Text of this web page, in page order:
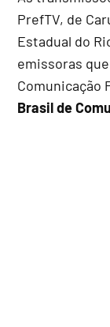
PrefTV, de
Estadual do
emissoras
Comunicação
Brasil de